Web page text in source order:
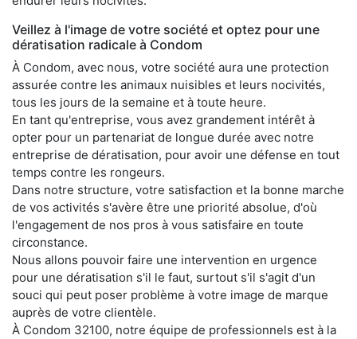
Veillez à l'image de votre société et optez pour une
dératisation radicale à Condom
À Condom, avec nous, votre société aura une protection
assurée contre les animaux nuisibles et leurs nocivités,
tous les jours de la semaine et à toute heure.
En tant qu'entreprise, vous avez grandement intérêt à
opter pour un partenariat de longue durée avec notre
entreprise de dératisation, pour avoir une défense en tout
temps contre les rongeurs.
Dans notre structure, votre satisfaction et la bonne marche
de vos activités s'avère être une priorité absolue, d'où
l'engagement de nos pros à vous satisfaire en toute
circonstance.
Nous allons pouvoir faire une intervention en urgence
pour une dératisation s'il le faut, surtout s'il s'agit d'un
souci qui peut poser problème à votre image de marque
auprès de votre clientèle.
À Condom 32100, notre équipe de professionnels est à la